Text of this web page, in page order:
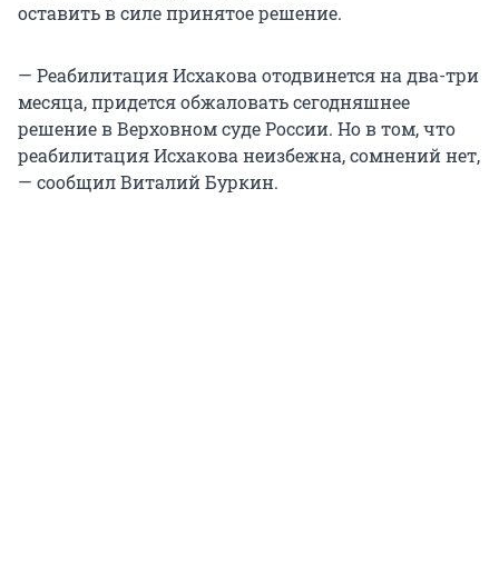
оставить в силе принятое решение.
— Реабилитация Исхакова отодвинется на два-три
месяца, придется обжаловать сегодняшнее
решение в Верховном суде России. Но в том, что
реабилитация Исхакова неизбежна, сомнений нет,
— сообщил Виталий Буркин.